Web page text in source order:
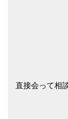
直接会って相